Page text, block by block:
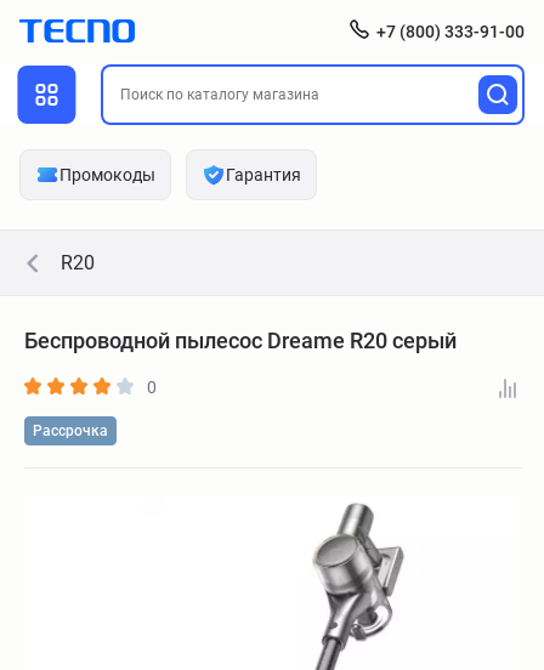
+7 (800) 333-91-00
Промокоды Гарантия
R20
Беспроводной пылесос Dreame R20 серый
0
Рассрочка